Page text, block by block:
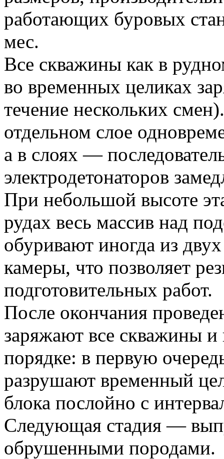
работающих буровых
мес.
Все скважины как в
во временных целиках
течение нескольких
отдельном слое
а в слоях —
электродетонаторов
При небольшой высоте
рудах весь массив над
обуривают иногда из
камеры, что позволяет
подготовительных работ.
После окончания
заряжают все скважины
порядке: в первую
разрушают временный
блока послойно с
Следующая стадия —
обрушенными породами.